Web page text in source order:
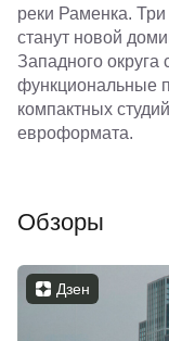
реки Раменка.
станут новой
Западного
функциональные
компактных
евроформата.
Обзоры
Дзен